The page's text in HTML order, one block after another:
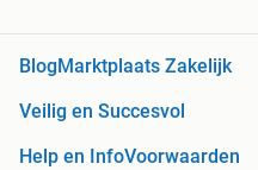
BlogMarktplaats Zakelijk
Veilig en Succesvol
Help en InfoVoorwaarden